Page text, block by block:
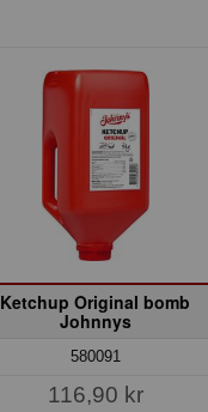
Ketchup Original bomb
Johnnys
580091
116,90 kr